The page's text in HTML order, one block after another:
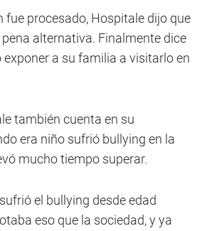
fue procesado, Hospitale dijo que
alternativa. Finalmente dice
exponer a su familia a visitarlo en
también cuenta en su
era niño sufrió bullying en la
mucho tiempo superar.
el bullying desde edad
eso que la sociedad, y ya